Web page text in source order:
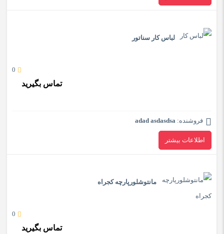
لباس کار سناتور
0
تماس بگیرید
فروشنده: adad asdasdsa
اطلاعات بیشتر
مانتوشلورپارچه کجراه
0
تماس بگیرید